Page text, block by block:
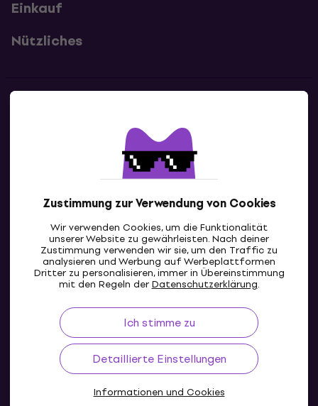
Zustimmung zur Verwendung von Cookies
Wir verwenden Cookies, um die Funktionalität
unserer Website zu gewährleisten. Nach deiner
Zustimmung verwenden wir sie, um den Traffic zu
analysieren und Werbung auf Werbeplattformen
Dritter zu personalisieren, immer in Übereinstimmung
mit den Regeln derDatenschutzerklärung.
Ich stimme zu
Detaillierte Einstellungen
Informationen und Cookies
Einkauf
Nützliches
Kontaktiere uns
CH